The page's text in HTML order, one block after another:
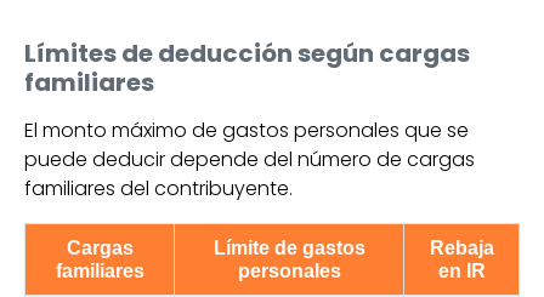
Límites de deducción según cargas
familiares
El monto máximo de gastos personales que se
puede deducir depende del número de cargas
familiares del contribuyente.
Cargas
familiares
Límite de gastos
personales
Rebaja
en IR